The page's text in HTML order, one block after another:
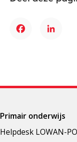
FacebookLinkedIn
Primair onderwijs
Helpdesk LOWAN-PO